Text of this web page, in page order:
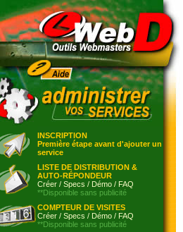
INSCRIPTION
Première étape avant d'ajouter un
service
LISTE DE DISTRIBUTION &
AUTO-RÉPONDEUR
Créer / Specs / Démo / FAQ
**Disponible sans publicité
COMPTEUR DE VISITES
Créer / Specs / Démo / FAQ
**Disponible sans publicité